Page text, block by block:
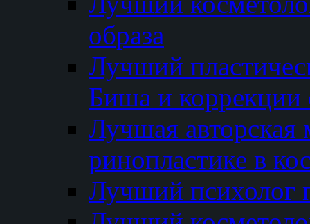
образа
Лучший
Биша и коррекции
Лучшая авторская
ринопластике в
Лучший психолог